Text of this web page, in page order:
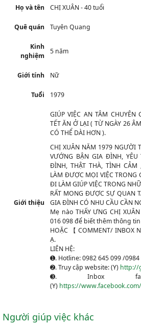
Họ và tên CHỊ XUÂN - 40 tuổi
Quê quán Tuyên Quang
Kinh
nghiệm
5 năm
Giới tính Nữ
Tuổi 1979
Giới thiệu
GIÚP VIỆC AN TÂM CHUYÊN
TẾT ĂN Ở LẠI ( TỪ NGÀY 26
CÓ THỂ DÀI HƠN ).
CHỊ XUÂN NĂM 1979 NGƯỜI
VƯỚNG BẬN GIA ĐÌNH, YÊU
ĐÌNH, THẬT THÀ, TÌNH CẢM
LÀM ĐƯỢC MỌI VIỆC
ĐI LÀM GIÚP VIỆC TRONG
RẤT MONG ĐƯỢC SỰ QUAN
GIA ĐÌNH CÓ NHU CẦU CẦN
Mẹ nào THẤY ƯNG CHỊ X
016 098 để biết thêm thông
HOẶC 【 COMMENT/ INBOX
Ạ.
LIÊN HỆ:
➊. Hotline: 0982 645 099 /0984
➋. Truy cập website:(Y) http://
➌. Inbox
(Y) https://
Người giúp việc khác